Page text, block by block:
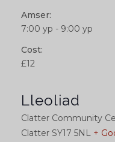
Amser:
7:00 yp - 9:00 yp
Cost:
£12
Lleoliad
Clatter Community
Clatter SY17 5NL +